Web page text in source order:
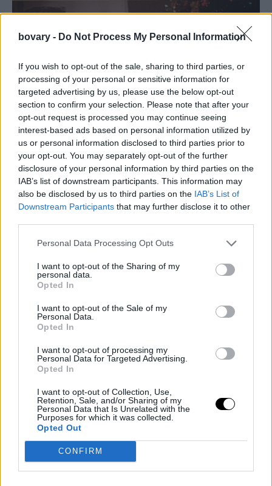
bovary - Do Not Process My Personal Information
If you wish to opt-out of the sale, sharing to third parties, or
processing of your personal or sensitive information for
targeted advertising by us, please use the below opt-out
section to confirm your selection. Please note that after your
opt-out request is processed you may continue seeing
interest-based ads based on personal information utilized by
us or personal information disclosed to third parties prior to
your opt-out. You may separately opt-out of the further
disclosure of your personal information by third parties on the
IAB’s list of downstream participants. This information may
also be disclosed by us to third parties on the IAB’s List of
Downstream Participants that may further disclose it to other
Personal Data Processing Opt Outs
I want to opt-out of the Sharing of my
personal data.
Opted In
I want to opt-out of the Sale of my
Personal Data.
Opted In
I want to opt-out of processing my
Personal Data for Targeted Advertising.
Opted In
I want to opt-out of Collection, Use,
Retention, Sale, and/or Sharing of my
Personal Data that Is Unrelated with the
Purposes for which it was collected.
Opted Out
CONFIRM